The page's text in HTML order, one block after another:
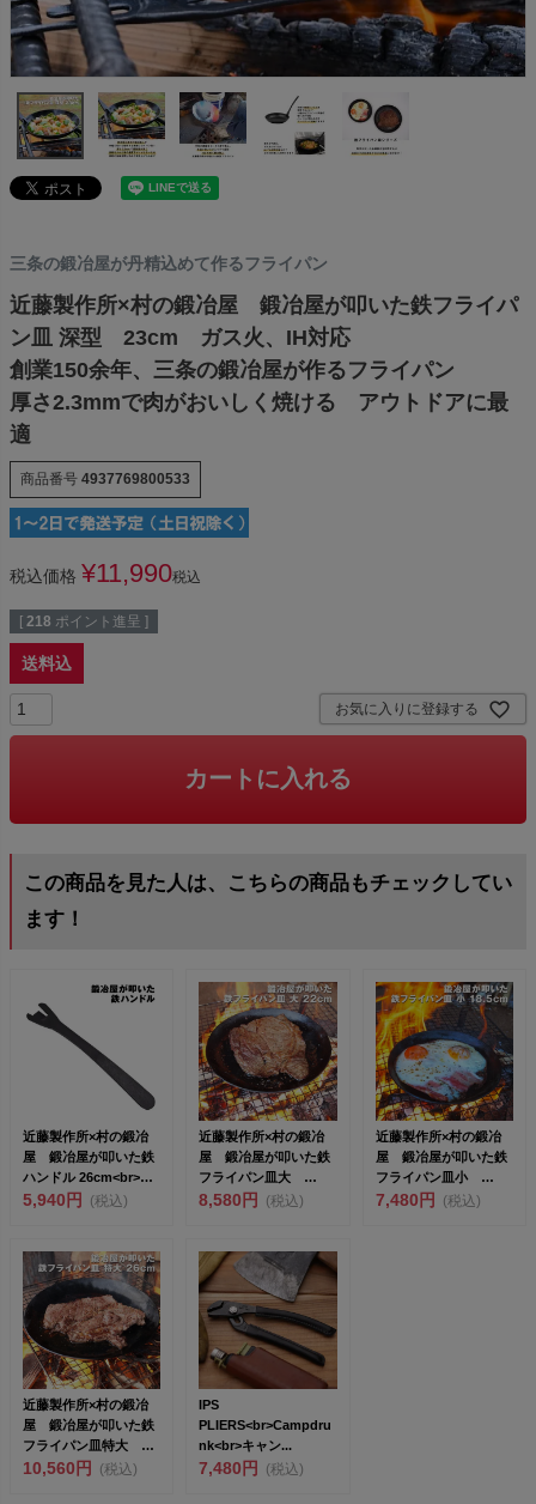
三条の鍛冶屋が丹精込めて作るフライパン
近藤製作所×村の鍛冶屋 鍛冶屋が叩いた鉄フライパ
ン皿 深型 23cm ガス火、IH対応
創業150余年、三条の鍛冶屋が作るフライパン
厚さ2.3mmで肉がおいしく焼ける アウトドアに最
適
商品番号 4937769800533
税込価格 ¥11,990税込
[ 218 ポイント進呈 ]
送料込
お気に入りに登録する
カートに入れる
この商品を見た人は、こちらの商品もチェックしてい
ます！
近藤製作所×村の鍛冶
屋 鍛冶屋が叩いた鉄
ハンドル 26cm<br>創
業1...
5,940円 (税込)
近藤製作所×村の鍛冶
屋 鍛冶屋が叩いた鉄
フライパン皿大
22cm ガス火、IH対
8,580円 (税込)
近藤製作所×村の鍛冶
屋 鍛冶屋が叩いた鉄
フライパン皿小
18.5cm ガス火、IH
7,480円 (税込)
近藤製作所×村の鍛冶
屋 鍛冶屋が叩いた鉄
フライパン皿特大
26cm ガス火、IH対
10,560円 (税込)
IPS
PLIERS<br>Campdru
nk<br>キャン...
7,480円 (税込)